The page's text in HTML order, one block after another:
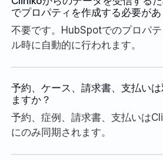
でプロパティを作成する必要があ
不要です。HubSpotでのプロパ
ル時に自動的に行われます。
予約、ケース、請求書、支払い
ますか？
予約、症例、請求書、支払いは
にのみ同期されます。